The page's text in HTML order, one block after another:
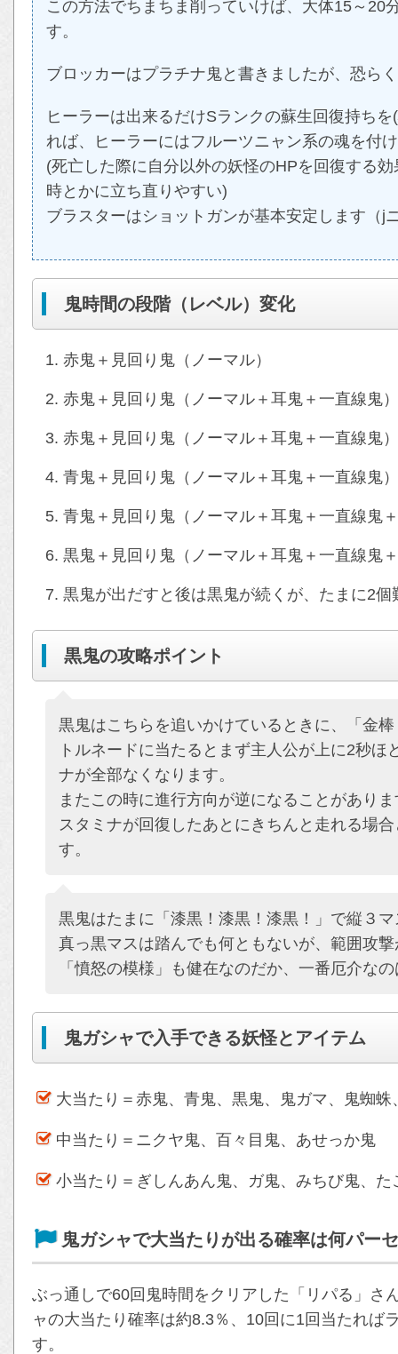
この方法でちまちま削っていけば、大体15～20
す。
ブロッカーはプラチナ鬼と書きましたが、恐ら
ヒーラーは出来るだけSランクの蘇生回復持ち
れば、ヒーラーにはフルーツニャン系の魂を付
(死亡した際に自分以外の妖怪のHPを回復する
時とかに立ち直りやすい)
ブラスターはショットガンが基本安定します（j
鬼時間の段階（レベル）変化
赤鬼＋見回り鬼（ノーマル）
赤鬼＋見回り鬼（ノーマル＋耳鬼＋一直線鬼）
赤鬼＋見回り鬼（ノーマル＋耳鬼＋一直線鬼
青鬼＋見回り鬼（ノーマル＋耳鬼＋一直線鬼
青鬼＋見回り鬼（ノーマル＋耳鬼＋一直線鬼
黒鬼＋見回り鬼（ノーマル＋耳鬼＋一直線鬼
黒鬼が出だすと後は黒鬼が続くが、たまに2
黒鬼の攻略ポイント
黒鬼はこちらを追いかけているときに、「金
トルネードに当たるとまず主人公が上に2秒
ナが全部なくなります。
またこの時に進行方向が逆になることがありま
スタミナが回復したあとにきちんと走れる場
す。
黒鬼はたまに「漆黒！漆黒！漆黒！」で縦３
真っ黒マスは踏んでも何ともないが、範囲攻
「憤怒の模様」も健在なのだか、一番厄介な
鬼ガシャで入手できる妖怪とアイテム
大当たり＝赤鬼、青鬼、黒鬼、鬼ガマ、鬼蜘
中当たり＝ニクヤ鬼、百々目鬼、あせっか鬼
小当たり＝ぎしんあん鬼、ガ鬼、みちび鬼、た
鬼ガシャで大当たりが出る確率は何パー
ぶっ通しで60回鬼時間をクリアした「リパる」さ
ャの大当たり確率は約8.3％、10回に1回当たれば
す。